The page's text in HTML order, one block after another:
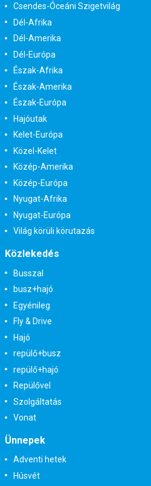
Csendes-Óceáni Szigetvilág
Dél-Afrika
Dél-Amerika
Dél-Európa
Észak-Afrika
Észak-Amerika
Észak-Európa
Hajóutak
Kelet-Európa
Közel-Kelet
Közép-Amerika
Közép-Európa
Nyugat-Afrika
Nyugat-Európa
Világ körüli körutazás
Közlekedés
Busszal
busz+hajó
Egyénileg
Fly & Drive
Hajó
repülő+busz
repülő+hajó
Repülővel
Szolgáltatás
Vonat
Ünnepek
Adventi hetek
Húsvét